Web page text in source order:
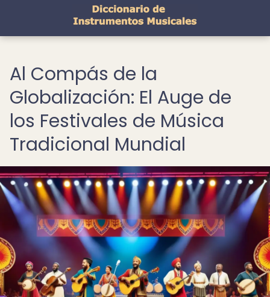
Al Compás de la
Globalización: El Auge de
los Festivales de Música
Tradicional Mundial